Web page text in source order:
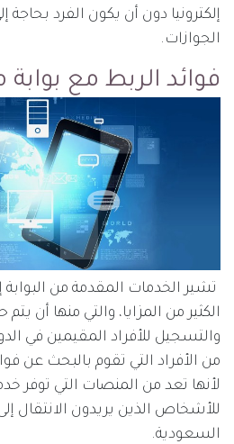
إلكترونيا دون أن يكون الفرد بحاجة
الجوازات.
فوائد الربط مع
تشير الخدمات المقدمة من
الكثير من المزايا، والتي منها أن
والتسجيل للأفراد المقيمين في
من الأفراد التي تقوم بالبحث عن
لأنها تعد من المنصات التي توفر
للأشخاص الذين يريدون الانتقال
السعودية.